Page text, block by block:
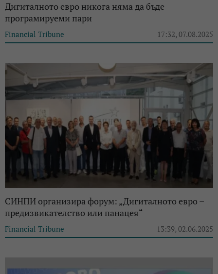
Дигиталното евро никога няма да бъде
програмируеми пари
Financial Tribune 17:32, 07.08.2025
СИНПИ организира форум: „Дигиталното евро –
предизвикателство или панацея“
Financial Tribune 13:39, 02.06.2025